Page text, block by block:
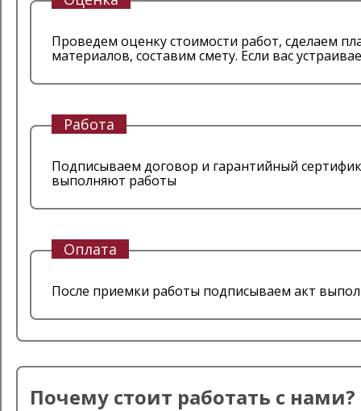
Проведем оценку стоимости работ, сделаем
материалов, составим смету. Если вас
Работа
Подписываем договор и гарантийный
выполняют работы
Оплата
После приемки работы подписываем акт
Почему стоит работать с нами?